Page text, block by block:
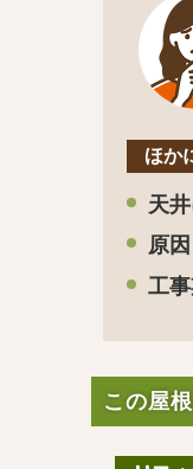
ほか
天
原
工
この屋